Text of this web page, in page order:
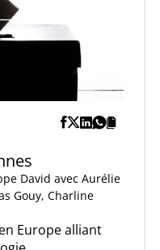
David avec Aurélie
Gouy, Charline
Europe alliant